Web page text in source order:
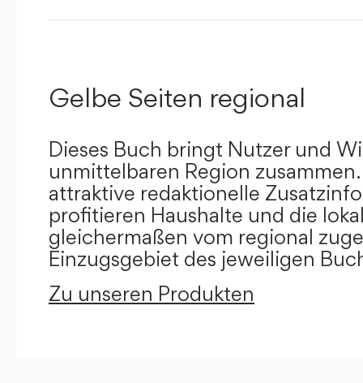
Gelbe Seiten regional
Dieses Buch bringt Nutzer und
unmittelbaren Region
attraktive redaktionelle
profitieren Haushalte und die
gleichermaßen vom regional
Einzugsgebiet des jeweiligen
Zu unseren Produkten